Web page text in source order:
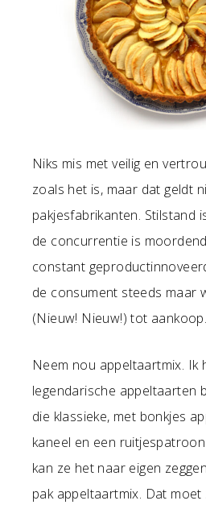
Niks mis met veilig en
zoals het is, maar dat geldt
pakjesfabrikanten. Stilstand
de concurrentie is
constant
de consument steeds maar
(Nieuw! Nieuw!) tot aankoop.
Neem nou appeltaartmix. Ik
legendarische appeltaarten
die klassieke, met bonkjes
kaneel en een
kan ze het naar eigen
pak appeltaartmix. Dat